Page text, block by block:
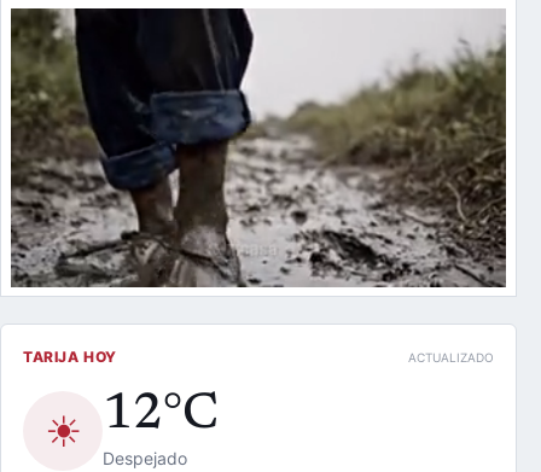
TARIJA HOY ACTUALIZADO
☀ 12°C
Despejado